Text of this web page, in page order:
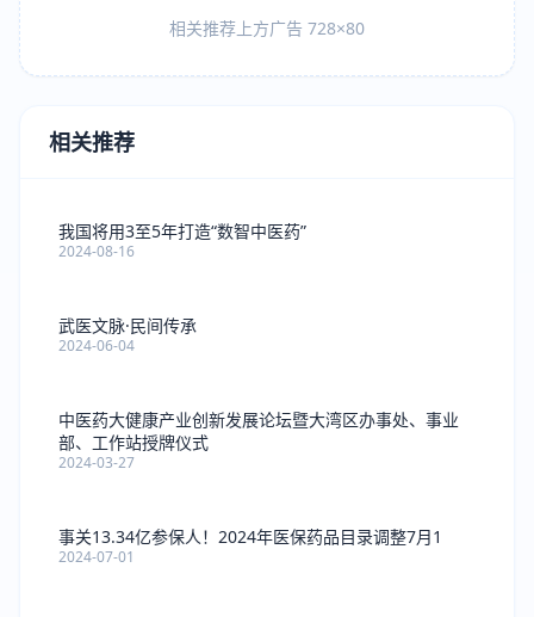
相关推荐上方广告 728×80
相关推荐
我国将用3至5年打造“数智中医药”
2024-08-16
武医文脉·民间传承
2024-06-04
中医药大健康产业创新发展论坛暨大湾区办事处、事业
部、工作站授牌仪式
2024-03-27
事关13.34亿参保人！2024年医保药品目录调整7月1
2024-07-01